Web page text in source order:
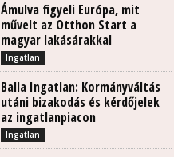
Ámulva figyeli Európa, mit
művelt az Otthon Start a
magyar lakásárakkal
Ingatlan
Balla Ingatlan: Kormányváltás
utáni bizakodás és kérdőjelek
az ingatlanpiacon
Ingatlan